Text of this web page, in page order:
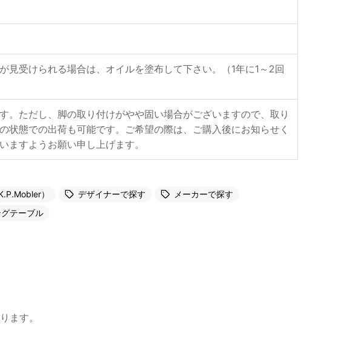
受けられる場合は、オイルを塗布して下さい。（1年に1～2回
ただし、脚の取り付けがやや固い場合がございますので、取り
態での出荷も可能です。ご希望の際は、ご購入後にお知らせく
すようお願い申し上げます。
） デザイナーで探す
メーカーで探す
テーブル
ます。